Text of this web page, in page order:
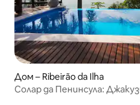
Дом – Ribeirão da Ilha
Солар да Пенинсула: